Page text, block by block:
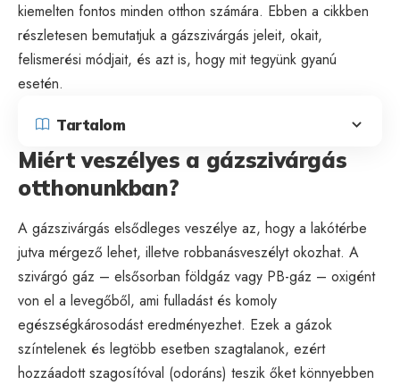
kiemelten fontos minden otthon számára. Ebben a cikkben
részletesen bemutatjuk a gázszivárgás jeleit, okait,
felismerési módjait, és azt is, hogy mit tegyünk gyanú
esetén.
Tartalom
Miért veszélyes a gázszivárgás
otthonunkban?
A gázszivárgás elsődleges veszélye az, hogy a lakótérbe
jutva mérgező lehet, illetve robbanásveszélyt okozhat. A
szivárgó gáz – elsősorban földgáz vagy PB-gáz – oxigént
von el a levegőből, ami fulladást és komoly
egészségkárosodást eredményezhet. Ezek a gázok
színtelenek és legtöbb esetben szagtalanok, ezért
hozzáadott szagosítóval (odoráns) teszik őket könnyebben